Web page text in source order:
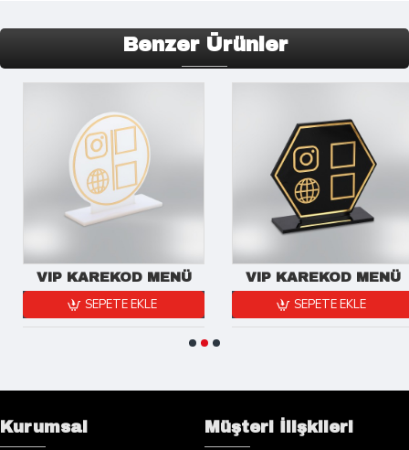
Benzer Ürünler
VIP KAREKOD MENÜ
SEPETE EKLE
VIP KAREKOD MENÜ
SEPETE EKLE
Kurumsal Müşteri İlişkileri